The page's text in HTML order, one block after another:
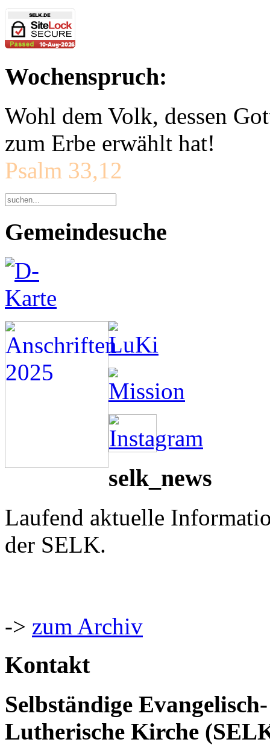
Wochenspruch:
Wohl dem Volk, dessen
zum Erbe erwählt hat!
Psalm 33,12
Gemeindesuche
selk_news
Laufend aktuelle
der SELK.
-> zum Archiv
Kontakt
Selbständige Evangelisch-
Lutherische Kirche